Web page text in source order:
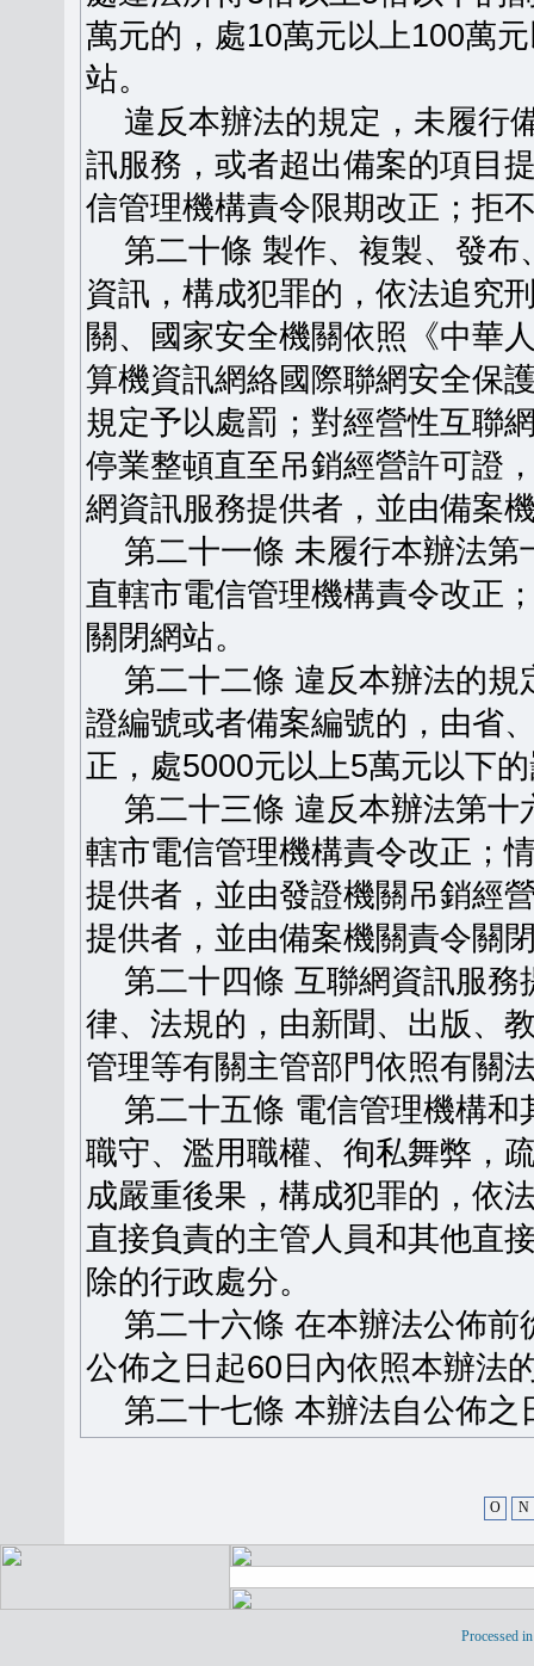
萬元的，處10萬元以上100萬
站。
違反本辦法的規定，未履行
訊服務，或者超出備案的項目
信管理機構責令限期改正；拒
第二十條 製作、複製、發布
資訊，構成犯罪的，依法追究
關、國家安全機關依照《中華
算機資訊網絡國際聯網安全保
規定予以處罰；對經營性互聯
停業整頓直至吊銷經營許可證
網資訊服務提供者，並由備案
第二十一條 未履行本辦法第
直轄市電信管理機構責令改正
關閉網站。
第二十二條 違反本辦法的規
證編號或者備案編號的，由省
正，處5000元以上5萬元以下
第二十三條 違反本辦法第十
轄市電信管理機構責令改正；
提供者，並由發證機關吊銷經
提供者，並由備案機關責令關
第二十四條 互聯網資訊服務
律、法規的，由新聞、出版、
管理等有關主管部門依照有關
第二十五條 電信管理機構和
職守、濫用職權、徇私舞弊，
成嚴重後果，構成犯罪的，依
直接負責的主管人員和其他直
除的行政處分。
第二十六條 在本辦法公佈前
公佈之日起60日內依照本辦法
第二十七條 本辦法自公佈之
O N
Processed